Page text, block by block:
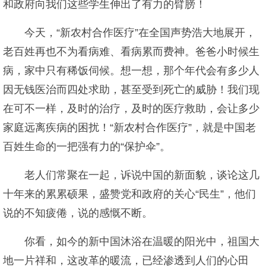
和政府向我们这些学生伸出了有力的臂膀！
今天，“新农村合作医疗”在全国声势浩大地展开，
老百姓再也不为看病难、看病累而费神。爸爸小时候生
病，家中只有稀饭伺候。想一想，那个年代会有多少人
因无钱医治而四处求助，甚至受到死亡的威胁！我们现
在可不一样，及时的治疗，及时的医疗救助，会让多少
家庭远离疾病的困扰！“新农村合作医疗”，就是中国老
百姓生命的一把强有力的“保护伞”。
老人们常聚在一起，诉说中国的新面貌，谈论这几
十年来的累累硕果，盛赞党和政府的关心“民生”，他们
说的不知疲倦，说的感慨不断。
你看，如今的新中国沐浴在温暖的阳光中，祖国大
地一片祥和，这改革的暖流，已经渗透到人们的心田